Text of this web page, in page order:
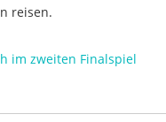
reisen.
im zweiten Finalspiel